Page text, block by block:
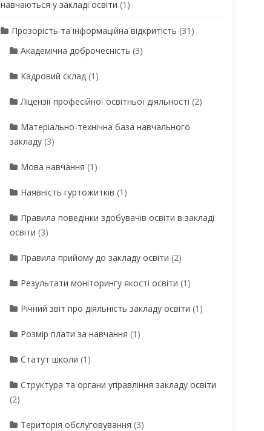
навчаються у закладі освіти (1)
Прозорість та інформаційна відкритість (31)
Академічна доброчесність (3)
Кадровий склад(1)
Ліцензії професійної освітньої діяльності (2)
Матеріально-технічна база навчального
закладу(3)
Мова навчання (1)
Наявність гуртожитків (1)
Правила поведінки здобувачів освіти в закладі
освіти (3)
Правила прийому до закладу освіти (2)
Результати моніторингу якості освіти (1)
Річний звіт про діяльність закладу освіти (1)
Розмір плати за навчання (1)
Статут школи (1)
Структура та органи управління закладу освіти
(2)
Територія обслуговування (3)